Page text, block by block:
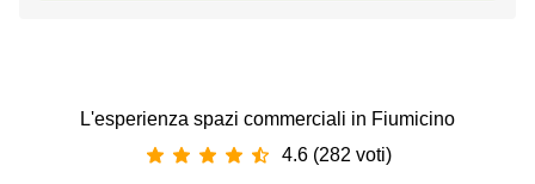
L'esperienza spazi commerciali in Fiumicino
4.6 (282 voti)